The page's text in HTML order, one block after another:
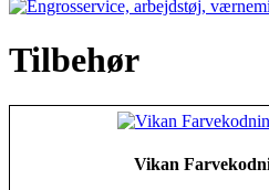
Tilbehør
Vikan